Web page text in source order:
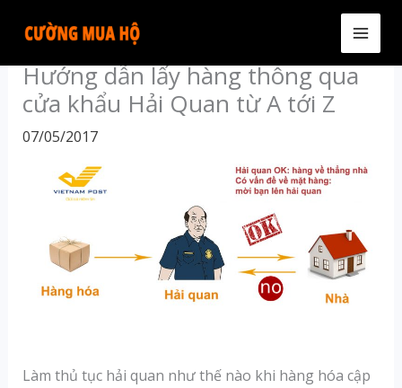
Hướng dẫn lấy hàng thông qua
cửa khẩu Hải Quan từ A tới Z
07/05/2017
Làm thủ tục hải quan như thế nào khi hàng hóa cập